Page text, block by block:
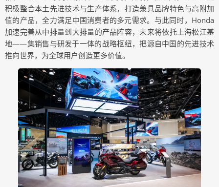
积极整合本土先进技术与生产体系，打造兼具品牌特色与高附加
值的产品，全力满足中国消费者的多元需求。与此同时，Honda
加速完善从中排量到大排量的产品阵容，未来将依托上海松江基
地——集销售与研发于一体的战略枢纽，把源自中国的先进技术
推向世界，为全球用户创造更多价值。